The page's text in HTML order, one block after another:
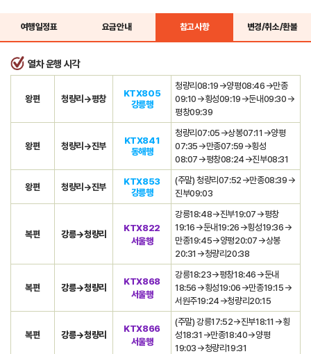
여행일정표 요금안내 참고사항 변경/취소/환불
열차 운행 시각
왕편 청량리→평창
KTX805
강릉행
청량리08:19→양평08:46→만종
09:10→횡성09:19→둔내09:30→
평창09:39
왕편 청량리→진부
KTX841
동해행
청량리07:05→상봉07:11→양평
07:35→만종07:59→횡성
08:07→평창08:24→진부08:31
왕편 청량리→진부
KTX853
강릉행
(주말) 청량리07:52→만종08:39→
진부09:03
복편 강릉→청량리
KTX822
서울행
강릉18:48→진부19:07→평창
19:16→둔내19:26→횡성19:36→
만종19:45→양평20:07→상봉
20:31→청량리20:38
복편 강릉→청량리
KTX868
서울행
강릉18:23→평창18:46→둔내
18:56→횡성19:06→만종19:15→
서원주19:24→청량리20:15
복편 강릉→청량리
KTX866
서울행
(주말) 강릉17:52→진부18:11→횡
성18:31→만종18:40→양평
19:03→청량리19:31